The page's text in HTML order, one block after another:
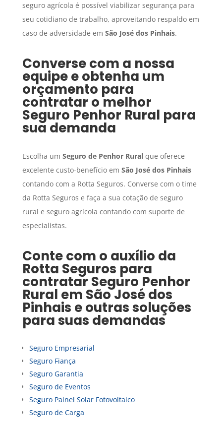
seguro agrícola é possível viabilizar segurança para
seu cotidiano de trabalho, aproveitando respaldo em
caso de adversidade em São José dos Pinhais.
Converse com a nossa
equipe e obtenha um
orçamento para
contratar o melhor
Seguro Penhor Rural para
sua demanda
Escolha um Seguro de Penhor Ruralque oferece
excelente custo-benefício em São José dos Pinhais
contando com a Rotta Seguros. Converse com o time
da Rotta Seguros e faça a sua cotação de seguro
rural e seguro agrícola contando com suporte de
especialistas.
Conte com o auxílio da
Rotta Seguros para
contratar Seguro Penhor
Rural em São José dos
Pinhais e outras soluções
para suas demandas
Seguro Empresarial
Seguro Fiança
Seguro Garantia
Seguro de Eventos
Seguro Painel Solar Fotovoltaico
Seguro de Carga